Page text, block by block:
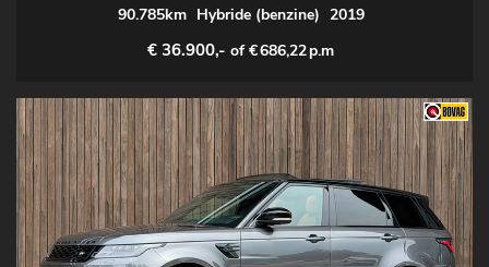
90.785km Hybride (benzine) 2019
€ 36.900,- of €686,22p.m